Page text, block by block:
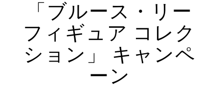
「ブルース・リー
フィギュア コレク
ション」 キャンペ
ーン